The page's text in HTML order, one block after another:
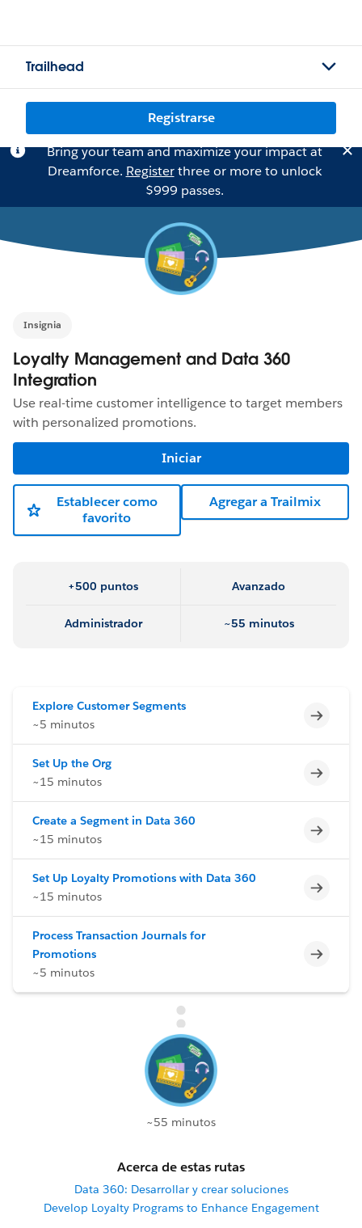
Trailhead
Registrarse
Bring your team and maximize your impact at
Dreamforce. Registerthree or more to unlock
$999 passes.
Insignia
Loyalty Management and Data 360
Integration
Use real-time customer intelligence to target members
with personalized promotions.
Iniciar
Establecer como
favorito
Agregar a Trailmix
+500 puntos Avanzado
Administrador ~55 minutos
Explore Customer Segments
~5 minutos
Set Up the Org
~15 minutos
Create a Segment in Data 360
~15 minutos
Set Up Loyalty Promotions with Data 360
~15 minutos
Process Transaction Journals for
Promotions
~5 minutos
~55 minutos
Acerca de estas rutas
Data 360: Desarrollar y crear soluciones
Develop Loyalty Programs to Enhance Engagement